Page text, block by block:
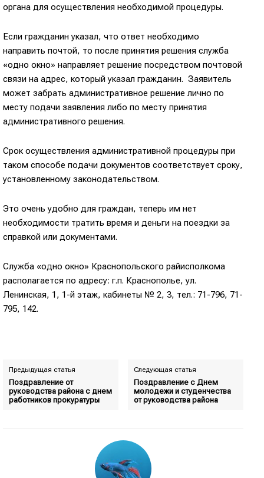
органа для осуществления необходимой процедуры.
Если гражданин указал, что ответ необходимо
направить почтой, то после принятия решения служба
«одно окно» направляет решение посредством почтовой
связи на адрес, который указал гражданин. Заявитель
может забрать административное решение лично по
месту подачи заявления либо по месту принятия
административного решения.
Срок осуществления административной процедуры при
таком способе подачи документов соответствует сроку,
установленному законодательством.
Это очень удобно для граждан, теперь им нет
необходимости тратить время и деньги на поездки за
справкой или документами.
Служба «одно окно» Краснопольского райисполкома
располагается по адресу: г.п. Краснополье, ул.
Ленинская, 1, 1-й этаж, кабинеты № 2, 3, тел.: 71-796, 71-
795, 142.
Предыдущая статья
Поздравление от
руководства района с днем
работников прокуратуры
Следующая статья
Поздравление с Днем
молодежи и студенчества
от руководства района